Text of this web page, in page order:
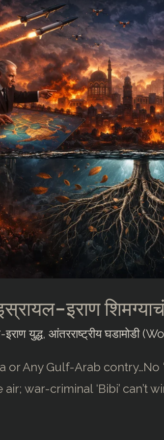
इराण
युद्ध,आंतरराष्ट्रीय घडामोडी
or Any Gulf-Arab
air; war-criminal ‘Bibi’ can’t